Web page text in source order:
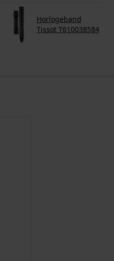
Horlogeband
Tissot T610038584